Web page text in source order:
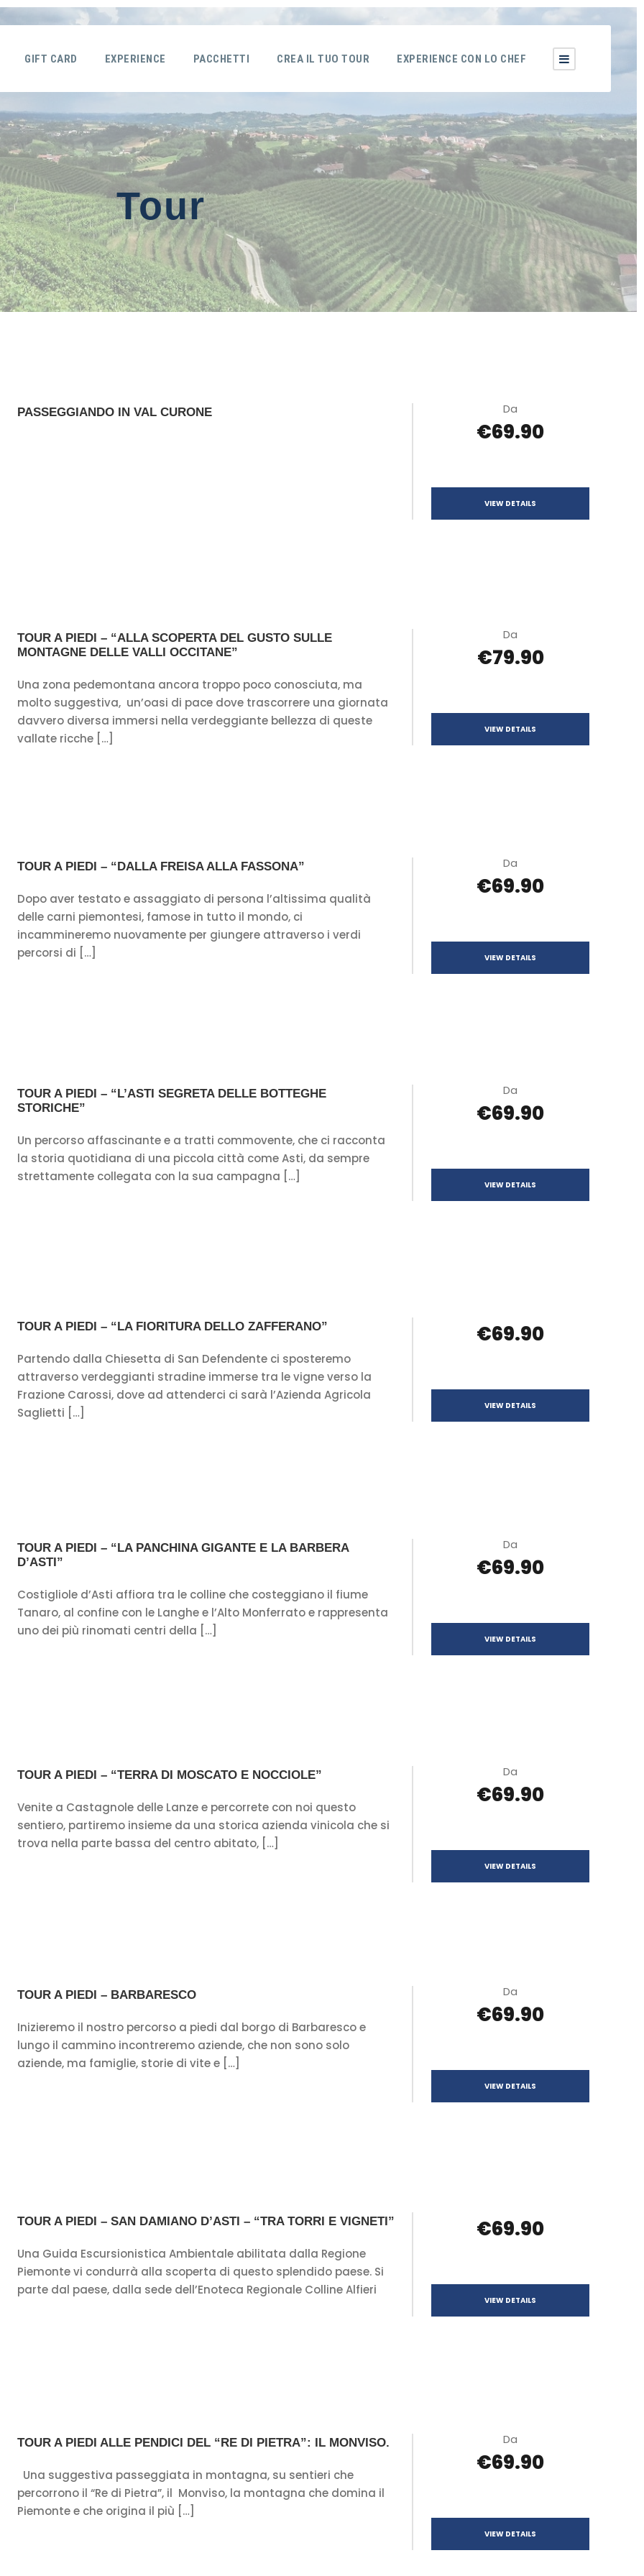
GIFT CARD EXPERIENCE PACCHETTI CREA IL TUO TOUR EXPERIENCE CON LO CHEF
Tour
PASSEGGIANDO IN VAL CURONE Da
€69.90
VIEW DETAILS
TOUR A PIEDI – “ALLA SCOPERTA DEL GUSTO SULLE
MONTAGNE DELLE VALLI OCCITANE”
Una zona pedemontana ancora troppo poco conosciuta, ma
molto suggestiva, un’oasi di pace dove trascorrere una giornata
davvero diversa immersi nella verdeggiante bellezza di queste
vallate ricche […]
Da
€79.90
VIEW DETAILS
TOUR A PIEDI – “DALLA FREISA ALLA FASSONA”
Dopo aver testato e assaggiato di persona l’altissima qualità
delle carni piemontesi, famose in tutto il mondo, ci
incammineremo nuovamente per giungere attraverso i verdi
percorsi di […]
Da
€69.90
VIEW DETAILS
TOUR A PIEDI – “L’ASTI SEGRETA DELLE BOTTEGHE
STORICHE”
Un percorso affascinante e a tratti commovente, che ci racconta
la storia quotidiana di una piccola città come Asti, da sempre
strettamente collegata con la sua campagna […]
Da
€69.90
VIEW DETAILS
TOUR A PIEDI – “LA FIORITURA DELLO ZAFFERANO”
Partendo dalla Chiesetta di San Defendente ci sposteremo
attraverso verdeggianti stradine immerse tra le vigne verso la
Frazione Carossi, dove ad attenderci ci sarà l’Azienda Agricola
Saglietti […]
€69.90
VIEW DETAILS
TOUR A PIEDI – “LA PANCHINA GIGANTE E LA BARBERA
D’ASTI”
Costigliole d’Asti affiora tra le colline che costeggiano il fiume
Tanaro, al confine con le Langhe e l’Alto Monferrato e rappresenta
uno dei più rinomati centri della […]
Da
€69.90
VIEW DETAILS
TOUR A PIEDI – “TERRA DI MOSCATO E NOCCIOLE”
Venite a Castagnole delle Lanze e percorrete con noi questo
sentiero, partiremo insieme da una storica azienda vinicola che si
trova nella parte bassa del centro abitato, […]
Da
€69.90
VIEW DETAILS
TOUR A PIEDI – BARBARESCO
Inizieremo il nostro percorso a piedi dal borgo di Barbaresco e
lungo il cammino incontreremo aziende, che non sono solo
aziende, ma famiglie, storie di vite e […]
Da
€69.90
VIEW DETAILS
TOUR A PIEDI – SAN DAMIANO D’ASTI – “TRA TORRI E VIGNETI”
Una Guida Escursionistica Ambientale abilitata dalla Regione
Piemonte vi condurrà alla scoperta di questo splendido paese. Si
parte dal paese, dalla sede dell’Enoteca Regionale Colline Alfieri
€69.90
VIEW DETAILS
TOUR A PIEDI ALLE PENDICI DEL “RE DI PIETRA”: IL MONVISO.
Una suggestiva passeggiata in montagna, su sentieri che
percorrono il “Re di Pietra”, il Monviso, la montagna che domina il
Piemonte e che origina il più […]
Da
€69.90
VIEW DETAILS